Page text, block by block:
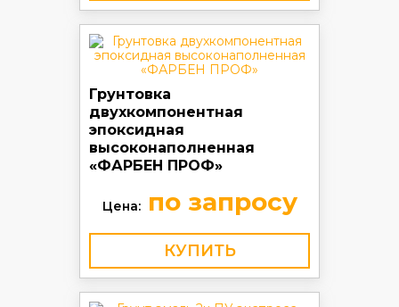
Грунтовка
двухкомпонентная
эпоксидная
высоконаполненная
«ФАРБЕН ПРОФ»
Цена:по запросу
КУПИТЬ